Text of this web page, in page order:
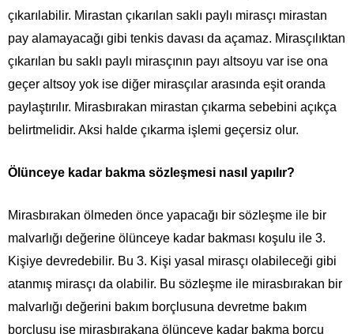
çıkarılabilir. Mirastan çıkarılan saklı paylı mirasçı mirastan
pay alamayacağı gibi tenkis davası da açamaz. Mirasçılıktan
çıkarılan bu saklı paylı mirasçının payı altsoyu var ise ona
geçer altsoy yok ise diğer mirasçılar arasında eşit oranda
paylaştırılır. Mirasbırakan mirastan çıkarma sebebini açıkça
belirtmelidir. Aksi halde çıkarma işlemi geçersiz olur.
Ölünceye kadar bakma sözleşmesi nasıl yapılır?
Mirasbırakan ölmeden önce yapacağı bir sözleşme ile bir
malvarlığı değerine ölünceye kadar bakması koşulu ile 3.
Kişiye devredebilir. Bu 3. Kişi yasal mirasçı olabileceği gibi
atanmış mirasçı da olabilir. Bu sözleşme ile mirasbırakan bir
malvarlığı değerini bakım borçlusuna devretme bakım
borçlusu ise mirasbırakana ölünceye kadar bakma borcu